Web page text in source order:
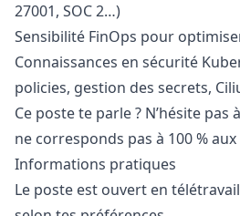
27001, SOC 2…)
Sensibilité FinOps pour
Connaissances en sécurité
policies, gestion des secrets,
Ce poste te parle ? N’hésite pas
ne corresponds pas à 100 %
Informations pratiques
Le poste est ouvert en